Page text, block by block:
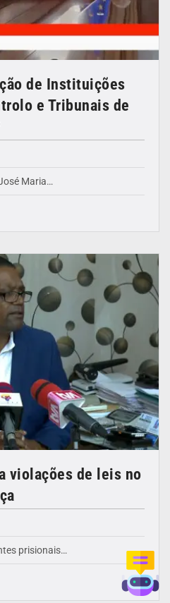
de Instituições
e Tribunais de
Maria…
violações de leis no
prisionais…